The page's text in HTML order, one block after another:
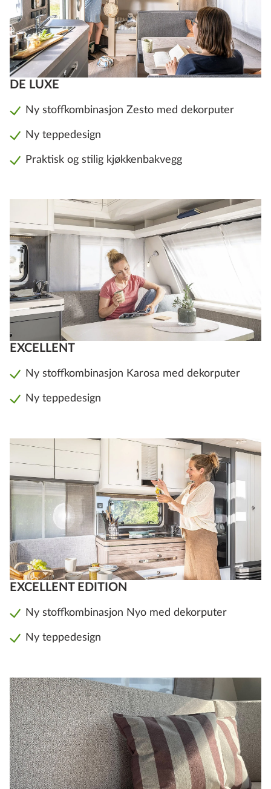
DE LUXE
Ny stoffkombinasjon Zesto med dekorputer
Ny teppedesign
Praktisk og stilig kjøkkenbakvegg
EXCELLENT
Ny stoffkombinasjon Karosa med dekorputer
Ny teppedesign
EXCELLENT EDITION
Ny stoffkombinasjon Nyo med dekorputer
Ny teppedesign